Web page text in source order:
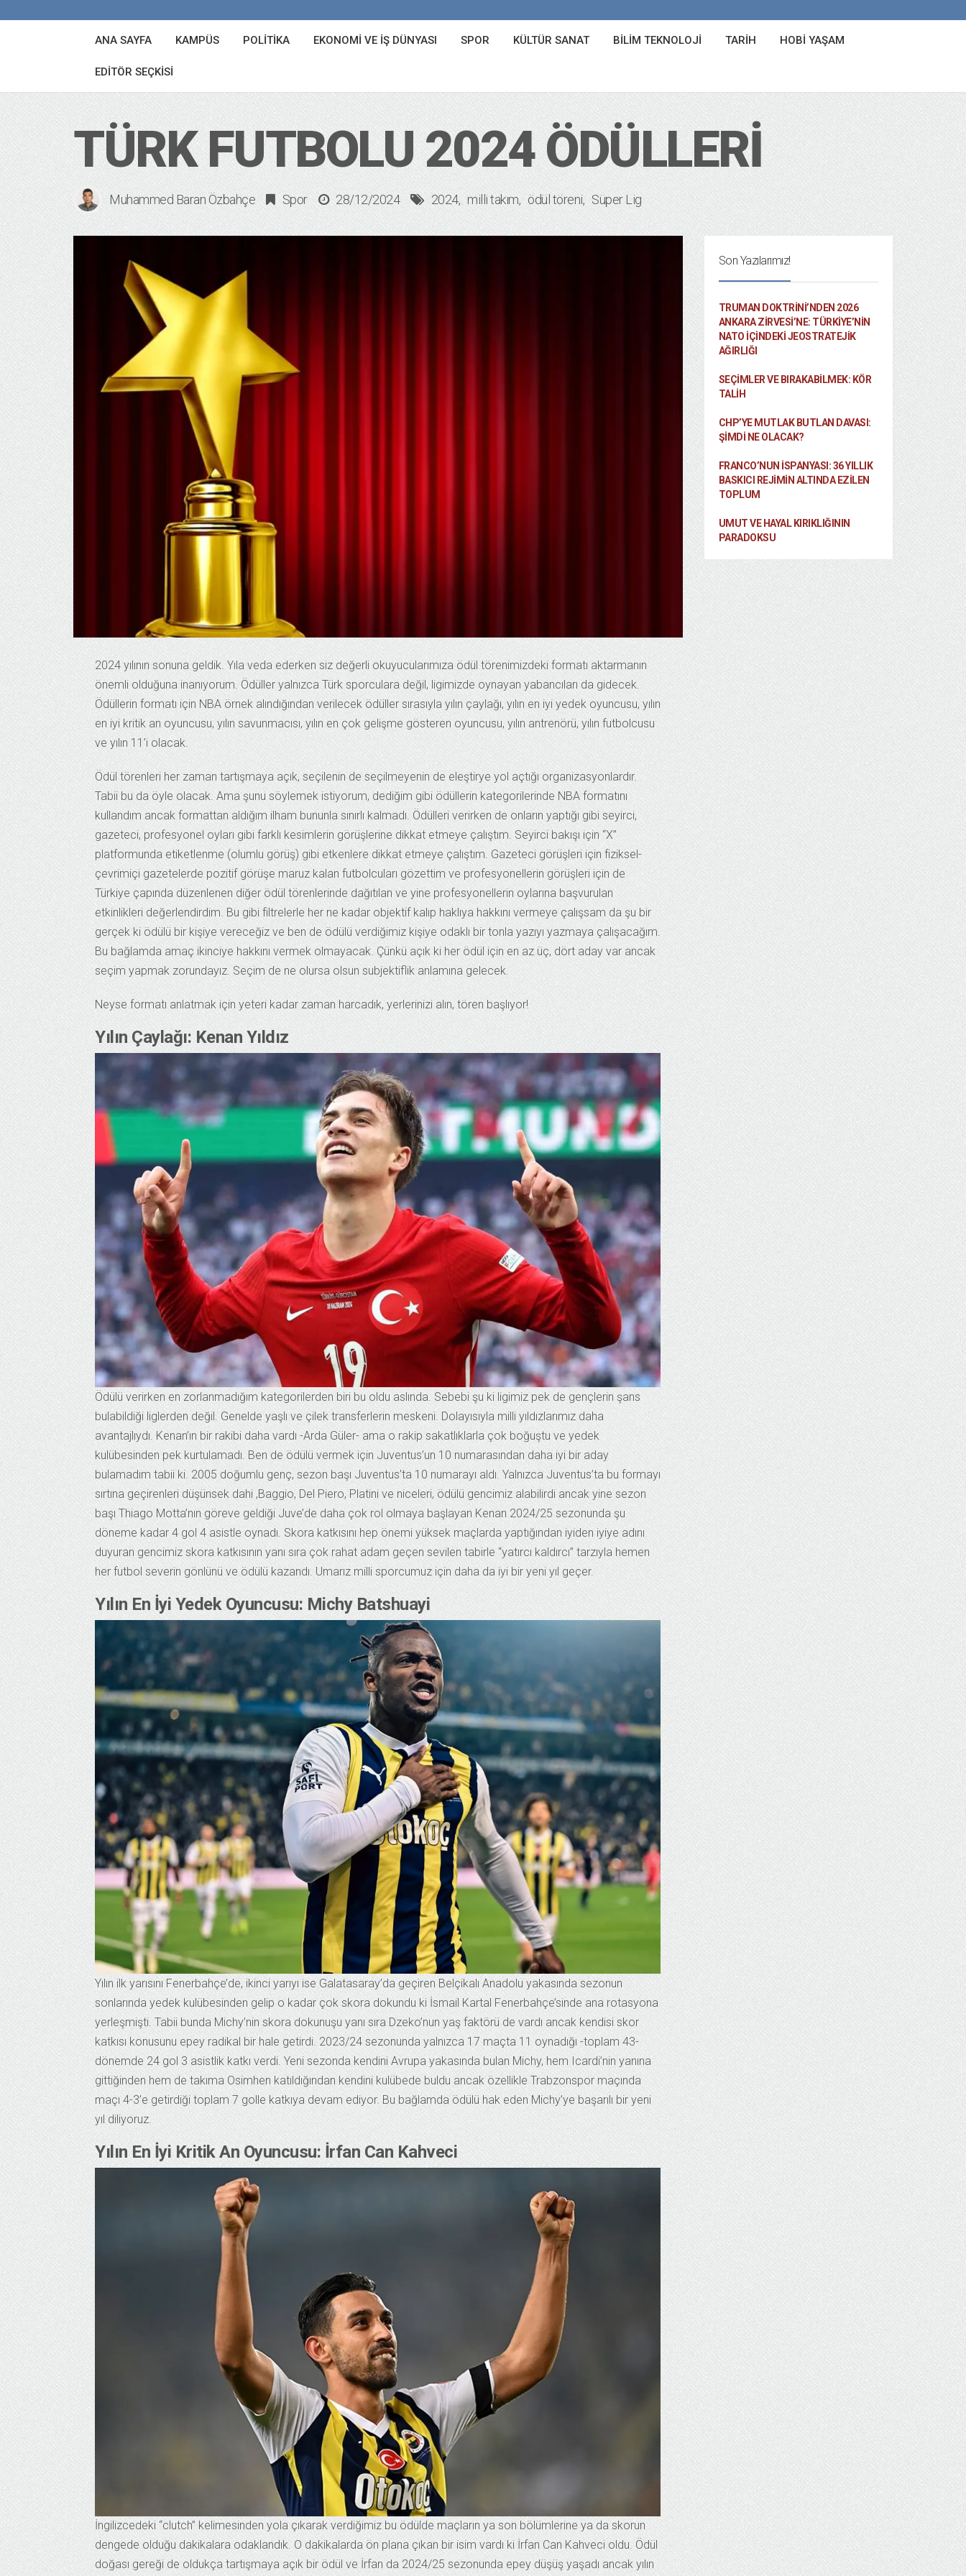
ANA SAYFA KAMPÜS POLITIKA EKONOMI VE İŞ DÜNYASI SPOR KÜLTÜR SANAT BILIM TEKNOLOJI TARIH HOBI YAŞAM
EDITÖR SEÇKISI
TÜRK FUTBOLU 2024 ÖDÜLLERI
Muhammed Baran Özbahçe Spor 28/12/2024 2024 milli takım ödül töreni Süper Lig
2024 yılının sonuna geldik. Yıla veda ederken siz değerli okuyucularımıza ödül törenimizdeki formatı aktarmanın
önemli olduğuna inanıyorum. Ödüller yalnızca Türk sporculara değil, ligimizde oynayan yabancıları da gidecek.
Ödüllerin formatı için NBA örnek alındığından verilecek ödüller sırasıyla yılın çaylağı, yılın en iyi yedek oyuncusu, yılın
en iyi kritik an oyuncusu, yılın savunmacısı, yılın en çok gelişme gösteren oyuncusu, yılın antrenörü, yılın futbolcusu
ve yılın 11’i olacak.
Ödül törenleri her zaman tartışmaya açık, seçilenin de seçilmeyenin de eleştirye yol açtığı organizasyonlardır.
Tabii bu da öyle olacak. Ama şunu söylemek istiyorum, dediğim gibi ödüllerin kategorilerinde NBA formatını
kullandım ancak formattan aldığım ilham bununla sınırlı kalmadı. Ödülleri verirken de onların yaptığı gibi seyirci,
gazeteci, profesyonel oyları gibi farklı kesimlerin görüşlerine dikkat etmeye çalıştım. Seyirci bakışı için “X”
platformunda etiketlenme (olumlu görüş) gibi etkenlere dikkat etmeye çalıştım. Gazeteci görüşleri için fiziksel-
çevrimiçi gazetelerde pozitif görüşe maruz kalan futbolcuları gözettim ve profesyonellerin görüşleri için de
Türkiye çapında düzenlenen diğer ödül törenlerinde dağıtılan ve yine profesyonellerin oylarına başvurulan
etkinlikleri değerlendirdim. Bu gibi filtrelerle her ne kadar objektif kalıp haklıya hakkını vermeye çalışsam da şu bir
gerçek ki ödülü bir kişiye vereceğiz ve ben de ödülü verdiğimiz kişiye odaklı bir tonla yazıyı yazmaya çalışacağım.
Bu bağlamda amaç ikinciye hakkını vermek olmayacak. Çünkü açık ki her ödül için en az üç, dört aday var ancak
seçim yapmak zorundayız. Seçim de ne olursa olsun subjektiflik anlamına gelecek.
Neyse formatı anlatmak için yeteri kadar zaman harcadık, yerlerinizi alın, tören başlıyor!
Yılın Çaylağı: Kenan Yıldız
Ödülü verirken en zorlanmadığım kategorilerden biri bu oldu aslında. Sebebi şu ki ligimiz pek de gençlerin şans
bulabildiği liglerden değil. Genelde yaşlı ve çilek transferlerin meskeni. Dolayısıyla milli yıldızlarımız daha
avantajlıydı. Kenan’ın bir rakibi daha vardı -Arda Güler- ama o rakip sakatlıklarla çok boğuştu ve yedek
kulübesinden pek kurtulamadı. Ben de ödülü vermek için Juventus’un 10 numarasından daha iyi bir aday
bulamadım tabii ki. 2005 doğumlu genç, sezon başı Juventus’ta 10 numarayı aldı. Yalnızca Juventus’ta bu formayı
sırtına geçirenleri düşünsek dahi ,Baggio, Del Piero, Platini ve niceleri, ödülü gencimiz alabilirdi ancak yine sezon
başı Thiago Motta’nın göreve geldiği Juve’de daha çok rol olmaya başlayan Kenan 2024/25 sezonunda şu
döneme kadar 4 gol 4 asistle oynadı. Skora katkısını hep önemi yüksek maçlarda yaptığından iyiden iyiye adını
duyuran gencimiz skora katkısının yanı sıra çok rahat adam geçen sevilen tabirle “yatırcı kaldırcı” tarzıyla hemen
her futbol severin gönlünü ve ödülü kazandı. Umarız milli sporcumuz için daha da iyi bir yeni yıl geçer.
Yılın En İyi Yedek Oyuncusu: Michy Batshuayi
Yılın ilk yarısını Fenerbahçe’de, ikinci yarıyı ise Galatasaray’da geçiren Belçikalı Anadolu yakasında sezonun
sonlarında yedek kulübesinden gelip o kadar çok skora dokundu ki İsmail Kartal Fenerbahçe’sinde ana rotasyona
yerleşmişti. Tabii bunda Michy’nin skora dokunuşu yanı sıra Dzeko’nun yaş faktörü de vardı ancak kendisi skor
katkısı konusunu epey radikal bir hale getirdi. 2023/24 sezonunda yalnızca 17 maçta 11 oynadığı -toplam 43-
dönemde 24 gol 3 asistlik katkı verdi. Yeni sezonda kendini Avrupa yakasında bulan Michy, hem Icardi’nin yanına
gittiğinden hem de takıma Osimhen katıldığından kendini kulübede buldu ancak özellikle Trabzonspor maçında
maçı 4-3’e getirdiği toplam 7 golle katkıya devam ediyor. Bu bağlamda ödülü hak eden Michy’ye başarılı bir yeni
yıl diliyoruz.
Yılın En İyi Kritik An Oyuncusu: İrfan Can Kahveci
İngilizcedeki “clutch” kelimesinden yola çıkarak verdiğimiz bu ödülde maçların ya son bölümlerine ya da skorun
dengede olduğu dakikalara odaklandık. O dakikalarda ön plana çıkan bir isim vardı ki İrfan Can Kahveci oldu. Ödül
doğası gereği de oldukça tartışmaya açık bir ödül ve İrfan da 2024/25 sezonunda epey düşüş yaşadı ancak yılın
Son Yazılarımız!
TRUMAN DOKTRINI’NDEN 2026
ANKARA ZIRVESI’NE: TÜRKIYE’NIN
NATO İÇINDEKI JEOSTRATEJIK
AĞIRLIĞI
SEÇIMLER VE BIRAKABILMEK: KÖR
TALIH
CHP’YE MUTLAK BUTLAN DAVASI:
ŞİMDİ NE OLACAK?
FRANCO’NUN İSPANYASI: 36 YILLIK
BASKICI REJIMIN ALTINDA EZILEN
TOPLUM
UMUT VE HAYAL KIRIKLIĞININ
PARADOKSU